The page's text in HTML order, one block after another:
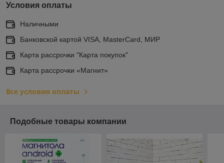
Условия оплаты
Наличными
Банковской картой VISA, MasterCard, МИР
Карта рассрочки "Карта покупок"
Карта рассрочки «Магнит»
Все условия оплаты
Подобные товары компании